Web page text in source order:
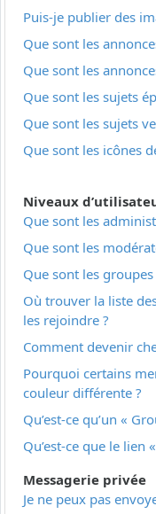
Puis-je publier des
Que sont les
Que sont les
Que sont les sujets
Que sont les sujets
Que sont les icônes
Niveaux
Que sont les
Que sont les
Que sont les groupes
Où trouver la liste
les rejoindre ?
Comment devenir
Pourquoi certains
couleur différente ?
Qu’est-ce qu’un «
Qu’est-ce que le lien
Messagerie privée
Je ne peux pas